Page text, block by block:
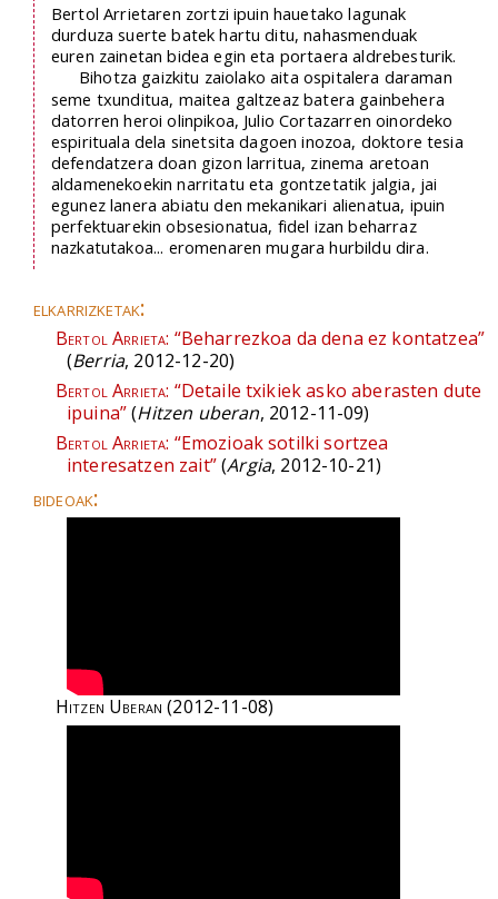
Bertol Arrietaren zortzi ipuin hauetako lagunak
durduza suerte batek hartu ditu, nahasmenduak
euren zainetan bidea egin eta portaera aldrebesturik.
Bihotza gaizkitu zaiolako aita ospitalera daraman
seme txunditua, maitea galtzeaz batera gainbehera
datorren heroi olinpikoa, Julio Cortazarren oinordeko
espirituala dela sinetsita dagoen inozoa, doktore tesia
defendatzera doan gizon larritua, zinema aretoan
aldamenekoekin narritatu eta gontzetatik jalgia, jai
egunez lanera abiatu den mekanikari alienatua, ipuin
perfektuarekin obsesionatua, fidel izan beharraz
nazkatutakoa... eromenaren mugara hurbildu dira.
elkarrizketak:
Bertol Arrieta: “Beharrezkoa da dena ez kontatzea”
(Berria, 2012-12-20)
Bertol Arrieta: “Detaile txikiek asko aberasten dute
ipuina”(Hitzen uberan, 2012-11-09)
Bertol Arrieta: “Emozioak sotilki sortzea
interesatzen zait”(Argia, 2012-10-21)
bideoak:
Hitzen Uberan (2012-11-08)